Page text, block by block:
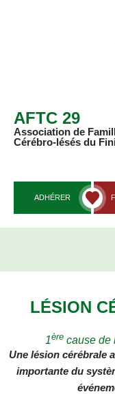
AFTC 29
Association de
Cérébro-lésés du
ADHÉRER
LÉSION
1ère cause de
Une lésion cérébrale
importante du